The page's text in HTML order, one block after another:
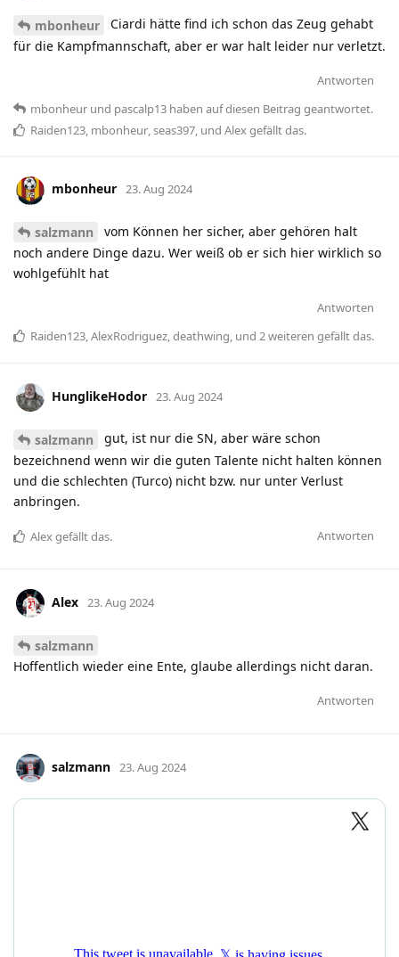
mbonheur
Ciardi hätte find ich schon das Zeug gehabt
für die Kampfmannschaft, aber er war halt leider nur verletzt.
Antworten
mbonheur und pascalp13 haben auf diesen Beitrag geantwortet.
Raiden123 mbonheur seas397 , und Alex gefällt das.
mbonheur 23. Aug 2024
salzmann
vom Können her sicher, aber gehören halt
noch andere Dinge dazu. Wer weiß ob er sich hier wirklich so
wohlgefühlt hat
Antworten
Raiden123,AlexRodriguez,deathwing, und 2weiteren gefällt das.
HunglikeHodor 23. Aug 2024
salzmann
gut, ist nur die SN, aber wäre schon
bezeichnend wenn wir die guten Talente nicht halten können
und die schlechten (Turco) nicht bzw. nur unter Verlust
anbringen.
Antworten
Alexgefällt das.
Alex 23. Aug 2024
salzmann
Hoffentlich wieder eine Ente, glaube allerdings nicht daran.
Antworten
salzmann 23. Aug 2024